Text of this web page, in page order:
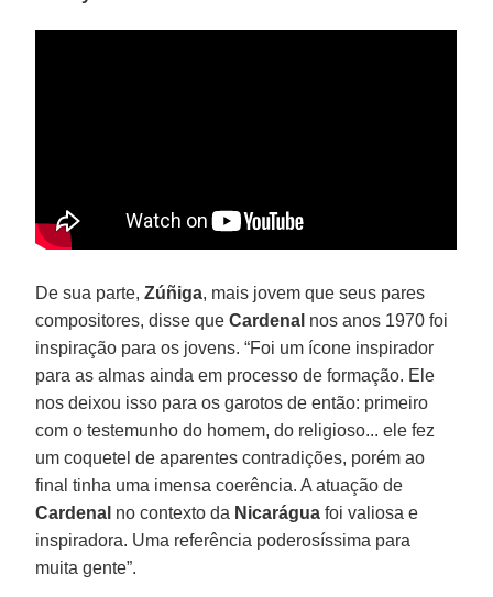
De sua parte,Zúñiga, mais jovem que seus pares
compositores, disse queCardenal nos anos 1970 foi
inspiração para os jovens. “Foi um ícone inspirador
para as almas ainda em processo de formação. Ele
nos deixou isso para os garotos de então: primeiro
com o testemunho do homem, do religioso... ele fez
um coquetel de aparentes contradições, porém ao
final tinha uma imensa coerência. A atuação de
Cardenal no contexto da Nicarágua foi valiosa e
inspiradora. Uma referência poderosíssima para
muita gente”.